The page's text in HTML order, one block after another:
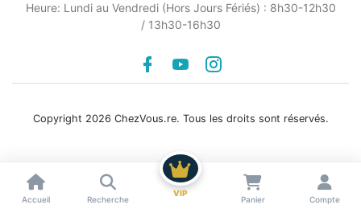
Heure: Lundi au Vendredi (Hors Jours Fériés) : 8h30-12h30
/ 13h30-16h30
Facebook
youtube
instagram
Copyright 2026 ChezVous.re. Tous les droits sont réservés.
Accueil Recherche
VIP
Panier Compte
Voir les résultats